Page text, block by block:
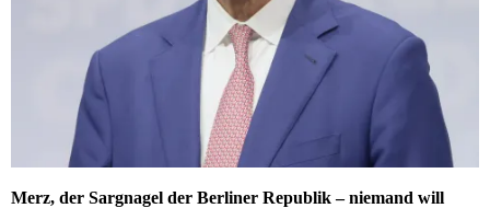
Merz, der Sargnagel der Berliner Republik – niemand will